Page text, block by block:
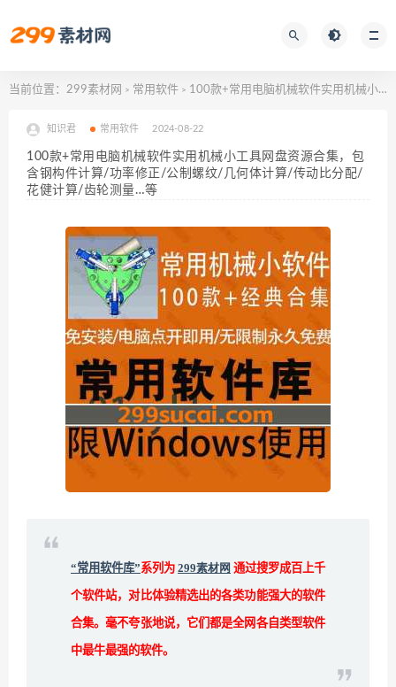
当前位置： 299素材网 > 常用软件 > 100款+常用电脑机械软件实用机械小工具网盘资源合集，包含钢构件计算/功率修正/公制螺纹/几何体计算/传动比分配/花健计算/齿轮测量…等
知识君 常用软件 2024-08-22
100款+常用电脑机械软件实用机械小工具网盘资源合集，包
含钢构件计算/功率修正/公制螺纹/几何体计算/传动比分配/
花健计算/齿轮测量…等
“常用软件库”系列为 299素材网 通过搜罗成百上千
个软件站，对比体验精选出的各类功能强大的软件
合集。毫不夸张地说，它们都是全网各自类型软件
中最牛最强的软件。